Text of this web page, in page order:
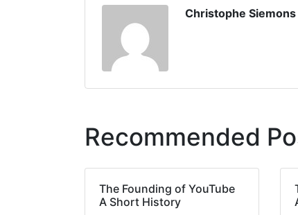
Christophe Siemons
Recommended
The Founding of YouTube
A Short History